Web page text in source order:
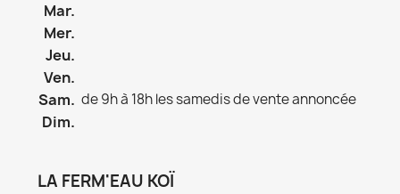
Mar.
Mer.
Jeu.
Ven.
Sam. de 9h à 18h les samedis de vente annoncée
Dim.
LA FERM'EAU KOÏ